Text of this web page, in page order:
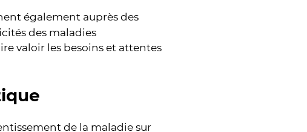
également auprès des
des maladies
valoir les besoins et attentes
de la maladie sur